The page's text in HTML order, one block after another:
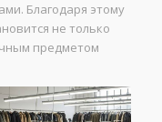
Благодаря этому
не только
предметом